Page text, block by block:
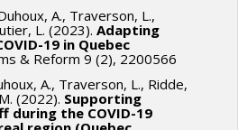
A., Traverson, L.,
L. (2023). Adapting
19 in Quebec
& Reform 9 (2), 2200566
A., Traverson, L., Ridde,
(2022). Supporting
during the COVID-19